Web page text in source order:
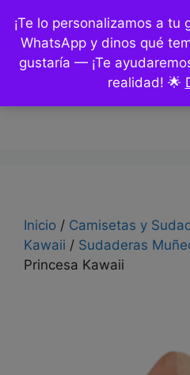
¡Te lo personalizamos a tu
WhatsApp y dinos qué
gustaría — ¡Te
realidad! 🌟
contenido
Inicio / Camisetas y
Kawaii / Sudaderas
Princesa Kawaii